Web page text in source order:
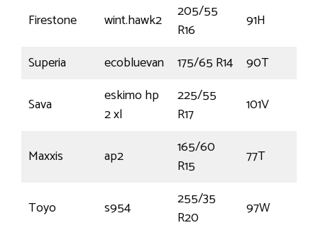
Firestone wint.hawk2
205/55
R16
91H
Superia
ecobluevan 175/65 R14 90T
Sava
eskimo hp
2 xl
225/55
R17
101V
Maxxis ap2
165/60
R15
77T
Toyo s954
255/35
R20
97W